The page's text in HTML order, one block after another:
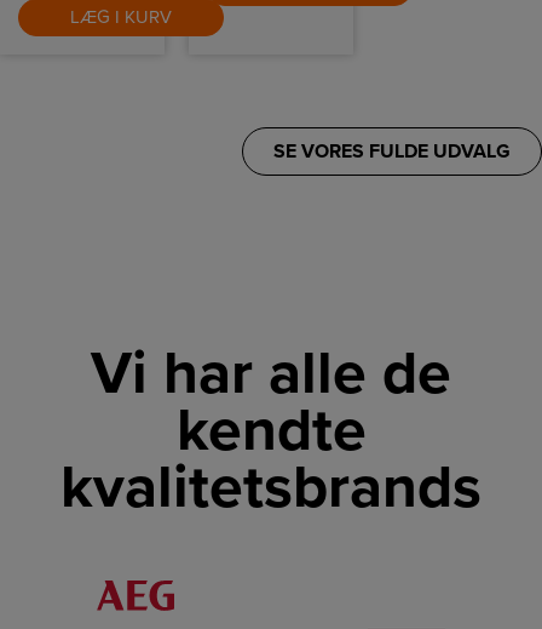
LÆG I KURV
SE VORES FULDE UDVALG
Vi har alle de
kendte
kvalitetsbrands
LINK